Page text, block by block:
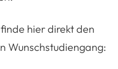
hier direkt den
Wunschstudiengang: